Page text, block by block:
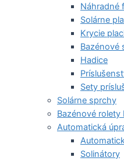
Náhradné
Solárne
Krycie
Bazénové
Hadice
Sety
Solárne sprchy
Bazénové rolety
Automatická
Solinátory